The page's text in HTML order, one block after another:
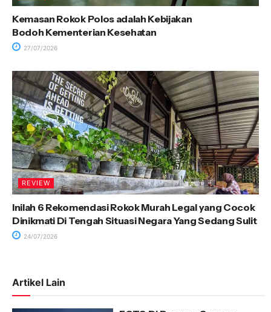
Kemasan Rokok Polos adalah Kebijakan
Bodoh Kementerian Kesehatan
27/07/2026
REVIEW
Inilah 6 Rekomendasi Rokok Murah Legal yang Cocok
Dinikmati Di Tengah Situasi Negara Yang Sedang Sulit
24/07/2026
Artikel Lain